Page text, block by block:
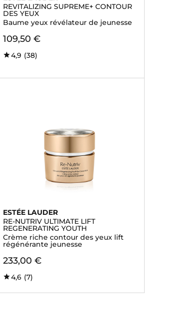
REVITALIZING SUPREME+ CONTOUR
DES YEUX
Baume yeux révélateur de jeunesse
109,50 €
4,9 (38)
ESTÉE LAUDER
RE-NUTRIV ULTIMATE LIFT
REGENERATING YOUTH
Crème riche contour des yeux lift
régénérante jeunesse
233,00 €
4,6 (7)